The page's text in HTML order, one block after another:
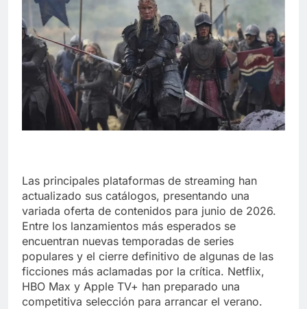
Las principales plataformas de streaming han
actualizado sus catálogos, presentando una
variada oferta de contenidos para junio de 2026.
Entre los lanzamientos más esperados se
encuentran nuevas temporadas de series
populares y el cierre definitivo de algunas de las
ficciones más aclamadas por la crítica. Netflix,
HBO Max y Apple TV+ han preparado una
competitiva selección para arrancar el verano.